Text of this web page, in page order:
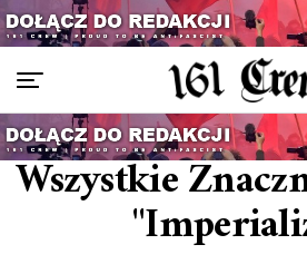
Wszystkie